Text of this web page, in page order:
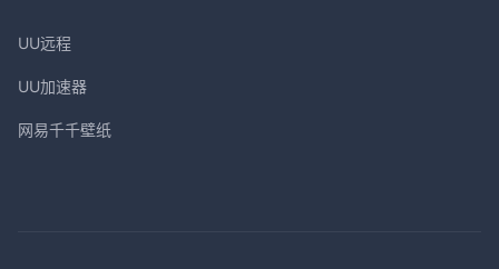
UU远程
UU加速器
网易千千壁纸